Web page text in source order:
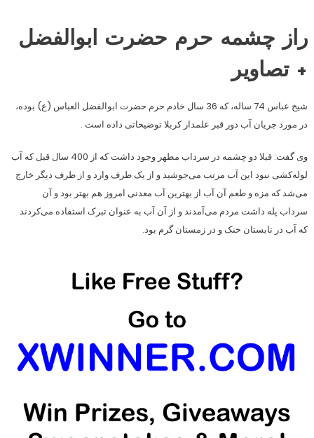
راز چشمه حرم حضرت ابوالفضل
+ تصاویر
شیخ عباس 74 ساله، که 36 سال خادم حرم حضرت ابوالفضل العباس (ع) بوده،
در مورد جریان آب دور قبر علمدار کربلا توضیحاتی داده است .
وی گفت: قبلا دو چشمه در سرداب مطهر وجود داشت که از 400 سال قبل که آب
لوله‌کشی نبود این آب مرتب می‌جوشید و از یک طرف وارد و از طرف دیگر خارج
می‌شد که مزه و طعم آن آب از بهترین آب معدنی امروز هم بهتر بود و آن
سرداب پله داشت مردم می‌آمدند و از آن آب به عنوان تبرک استفاده می‌کردند
که آب در تابستان خنک و در زمستان گرم بود.